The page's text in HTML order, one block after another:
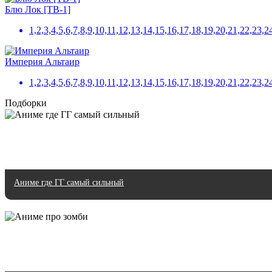
Блю Лок [ТВ-1]
Империя Альтаир
Подборки
Аниме где ГГ самый сильный